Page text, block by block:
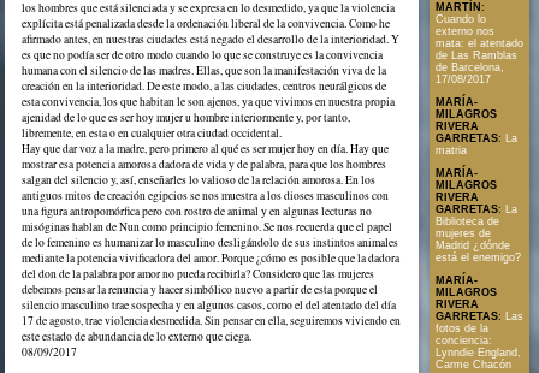
los hombres que está silenciada y se expresa en lo desmedido, ya que la violencia
explícita está penalizada desde la ordenación liberal de la convivencia. Como he
afirmado antes, en nuestras ciudades está negado el desarrollo de la interioridad. Y
es que no podía ser de otro modo cuando lo que se construye es la convivencia
humana con el silencio de las madres. Ellas, que son la manifestación viva de la
creación en la interioridad. De este modo, a las ciudades, centros neurálgicos de
esta convivencia, los que habitan le son ajenos, ya que vivimos en nuestra propia
ajenidad de lo que es ser hoy mujer u hombre interiormente y, por tanto,
libremente, en esta o en cualquier otra ciudad occidental.
Hay que dar voz a la madre, pero primero al qué es ser mujer hoy en día. Hay que
mostrar esa potencia amorosa dadora de vida y de palabra, para que los hombres
salgan del silencio y, así, enseñarles lo valioso de la relación amorosa. En los
antiguos mitos de creación egipcios se nos muestra a los dioses masculinos con
una figura antropomórfica pero con rostro de animal y en algunas lecturas no
misóginas hablan de Nun como principio femenino. Se nos recuerda que el papel
de lo femenino es humanizar lo masculino desligándolo de sus instintos animales
mediante la potencia vivificadora del amor. Porque ¿cómo es posible que la dadora
del don de la palabra por amor no pueda recibirla? Considero que las mujeres
debemos pensar la renuncia y hacer simbólico nuevo a partir de esta porque el
silencio masculino trae sospecha y en algunos casos, como el del atentado del día
17 de agosto, trae violencia desmedida. Sin pensar en ella, seguiremos viviendo en
este estado de abundancia de lo externo que ciega.
08/09/2017
MARTÍN :
Cuando lo
externo nos
mata: el atentado
de Las Ramblas
de Barcelona,
17/08/2017
MARÍA-
MILAGROS
RIVERA
GARRETAS:
La
matria
MARÍA-
MILAGROS
RIVERA
GARRETAS: La
Biblioteca de
mujeres de
Madrid ¿dónde
está el enemigo?
MARÍA-
MILAGROS
RIVERA
GARRETAS: Las
fotos de la
conciencia:
Lynndie England,
Carme Chacón